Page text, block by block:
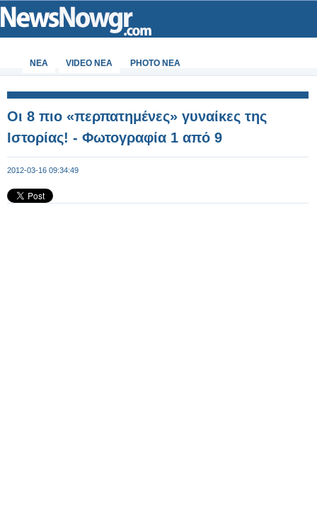
ΝΕΑ VIDEO NEA PHOTO NEA
Οι 8 πιο «περπατημένες» γυναίκες της
Ιστορίας! - Φωτογραφία 1 από 9
2012-03-16 09:34:49